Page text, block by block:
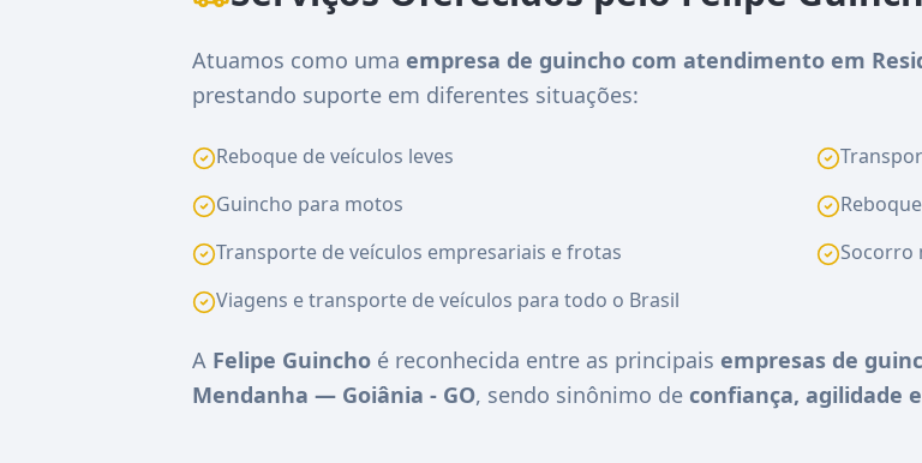
Atuamos como uma empresa de guincho com atendimento em
prestando suporte em diferentes situações:
Reboque de veículos leves
Guincho para motos
Transporte de veículos empresariais e frotas
Socorro
Viagens e transporte de veículos para todo o Brasil
A Felipe Guincho é reconhecida entre as principais empresas de
Mendanha — Goiânia - GO, sendo sinônimo de confiança, agilidade